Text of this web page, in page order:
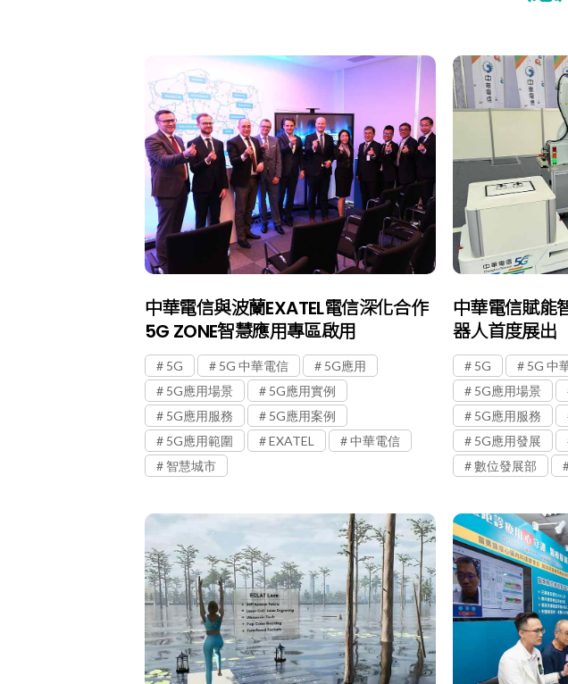
中華電信與波蘭EXATEL電信深化合作
5G ZONE智慧應用專區啟用
5G 5G 中華電信
5G應用
5G應用場景
5G應用實例
5G應用服務
5G應用案例
5G應用範圍
EXATEL
中華電信
智慧城市
中華電信賦能
器人首度展出
5G 5G 中
5G應用場景
5G應用服務
5G應用發展
數位發展部